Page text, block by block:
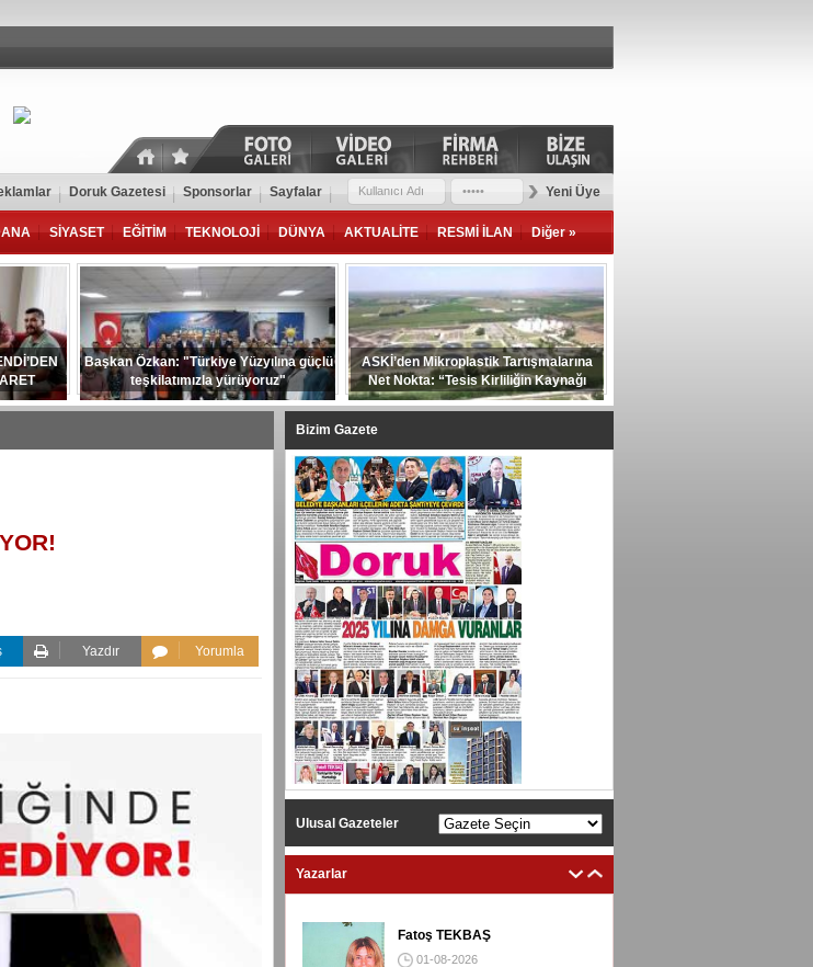
Doruk Gazetesi Sponsorlar Sayfalar Yeni Üye
SİYASET EĞİTİM TEKNOLOJİ DÜNYA AKTUALİTE RESMİ İLAN Diğer »
Başkan Özkan: "Türkiye Yüzyılına güçlü
teşkilatımızla yürüyoruz"
ASKİ’den Mikroplastik Tartışmalarına
Net Nokta: “Tesis Kirliliğin Kaynağı
Değil”
Yazdır Yorumla
Bizim Gazete
Ulusal Gazeteler
Yazarlar
Fatoş TEKBAŞ
01-08-2026